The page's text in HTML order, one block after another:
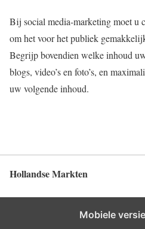
Bij social media-marketing moet u
om het voor het publiek
Begrijp bovendien welke inhoud
blogs, video’s en foto’s, en
uw volgende inhoud.
Hollandse Markten
Mobiele